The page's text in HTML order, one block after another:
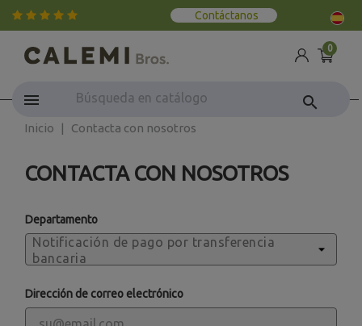
Contáctanos
0
search
Inicio Contacta con nosotros
CONTACTA CON NOSOTROS
Departamento
Dirección de correo electrónico